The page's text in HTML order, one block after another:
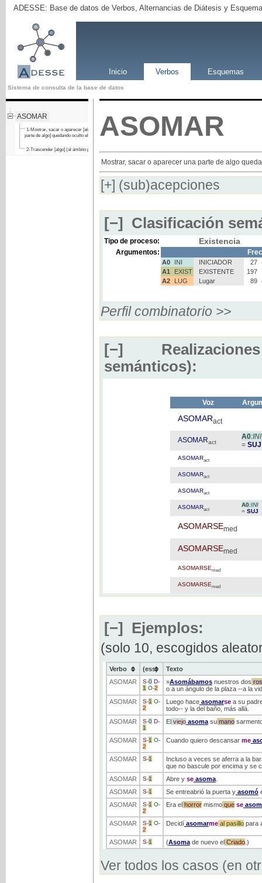
ADESSE: Base de datos de Verbos, Alternancias de Diátesis y
Inicio Verbos Esquemas
Sistema de consulta de la base de datos
ASOMAR
1-Mostrar, sacar o aparecer [algo o una
parte de algo] quedando oculto el resto
2-Trascender [algo] (al ámbito público)
ASOMAR
Mostrar, sacar o aparecer una parte de algo
[+] (sub)acepciones
[−] Clasificación
Tipo de proceso: Existencia
Argumentos:
A0 INI INICIADOR 27
A1
EXIST EXISTENTE
197
A2
LUG Lugar 89
Perfil combinatorio >>
[−]
semánticos):
Voz
ASOMARact
ASOMARact
A0:INI
= SUJ
ASOMARact
ASOMARact
ASOMARact
ASOMARact
A0:INI
= SUJ
ASOMARSEmed
ASOMARSEmed
ASOMARSEmed
ASOMARSEmed
[−] Ejemplos:
(solo 10, escogidos
Verbo (ess)
Texto
ASOMAR
S-0 D-
1 O-2
»Asomábamosnuestros dos
o a un ángulo de la plaza --a la
ASOMAR
S-1 O-
2
Luego haceasomarsea su
todo-- y la del baño, más allá.
ASOMAR
S-0 D-
1
Elviejoasomasumano
ASOMAR S-1 O-
2
Cuando quiero descansarme
ASOMAR S-1
Incluso a veces se aferra a la
que no bascule por encima y se
ASOMAR
S-1 Abre yseasoma.
ASOMAR
S-1 Se entreabrió la puerta yasomó
ASOMAR
S-1 O-
2
Era elhorrormismoquese
ASOMAR S-1 O-
2
Decidíasomarmealpasillopara
ASOMAR S-1 (Asomade nuevo elCriado.)
Ver todos los casos (en